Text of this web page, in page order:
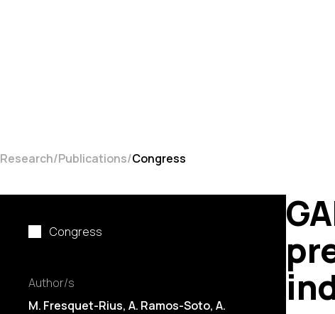
Research Publications Congress
Congress
Author/s
M. Fresquet-Rius, A. Ramos-Soto, A.